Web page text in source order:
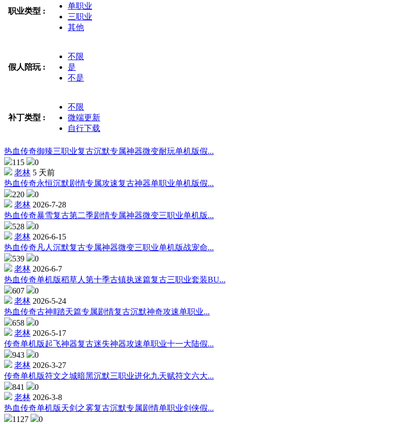
职业类型 :
单职业
三职业
其他
假人陪玩 :
不限
是
不是
补丁类型 :
不限
微端更新
自行下载
热血传奇御臻三职业复古沉默专属神器微变耐玩单机版假...
115
0
老林 5 天前
热血传奇永恒沉默剧情专属攻速复古神器单职业单机版假...
220
0
老林 2026-7-28
热血传奇暴雪复古第二季剧情专属神器微变三职业单机版...
528
0
老林 2026-6-15
热血传奇凡人沉默复古专属神器微变三职业单机版战宠命...
539
0
老林 2026-6-7
热血传奇单机版稻草人第十季古镇执迷篇复古三职业套装BU...
607
0
老林 2026-5-24
热血传奇古神Ⅱ踏天篇专属剧情复古沉默神奇攻速单职业...
658
0
老林 2026-5-17
传奇单机版起飞神器复古迷失神器攻速单职业十一大陆假...
943
0
老林 2026-3-27
传奇单机版符文之城暗黑沉默三职业进化九天赋符文六大...
841
0
老林 2026-3-8
热血传奇单机版天剑之雾复古沉默专属剧情单职业剑侠假...
1127
0